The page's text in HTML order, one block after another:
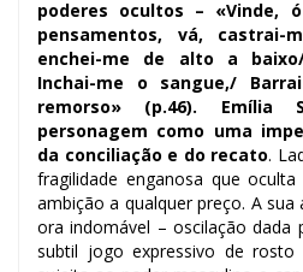
poderes ocultos – «Vinde,
pensamentos, vá,
enchei-me de alto a
Inchai-me o sangue,/
remorso» (p.46). Emília
personagem como uma
da conciliação e do recato.
fragilidade enganosa que
ambição a qualquer preço. A sua
ora indomável – oscilação dada
subtil jogo expressivo de rosto